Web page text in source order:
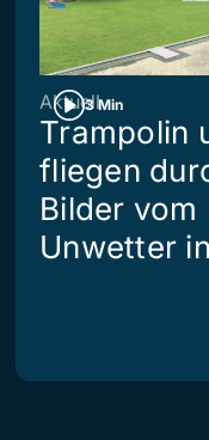
3 Min
Aktuell
Trampolin
fliegen
Bilder vom
Unwetter